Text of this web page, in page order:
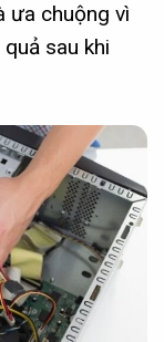
ưa chuộng vì
sau khi